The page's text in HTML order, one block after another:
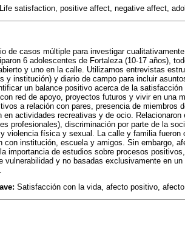
Life satisfaction, positive affect, negative affect,
de casos múltiple para investigar
6 adolescentes de Fortaleza (10-17 años),
y uno en la calle. Utilizamos entrevistas
y institución) y diario de campo para incluir
un balance positivo acerca de la
red de apoyo, proyectos futuros y vivir en una
a relación con pares, presencia de miembros
en actividades recreativas y de ocio.
profesionales), discriminación por parte de la
violencia física y sexual. La calle y familia
con institución, escuela y amigos. Sin embargo,
importancia de estudios sobre procesos
vulnerabilidad y no basadas exclusivamente en
Satisfacción con la vida, afecto positivo,